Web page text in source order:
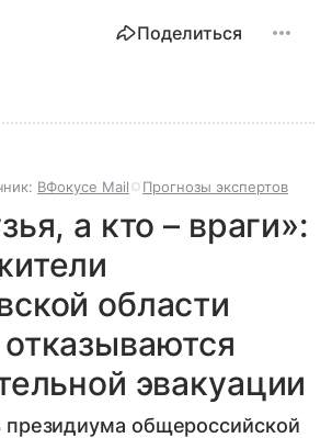
Поделиться
ВФокусе Mail Прогнозы экспертов
а кто – враги»:
области
эвакуации
президиума общероссийской